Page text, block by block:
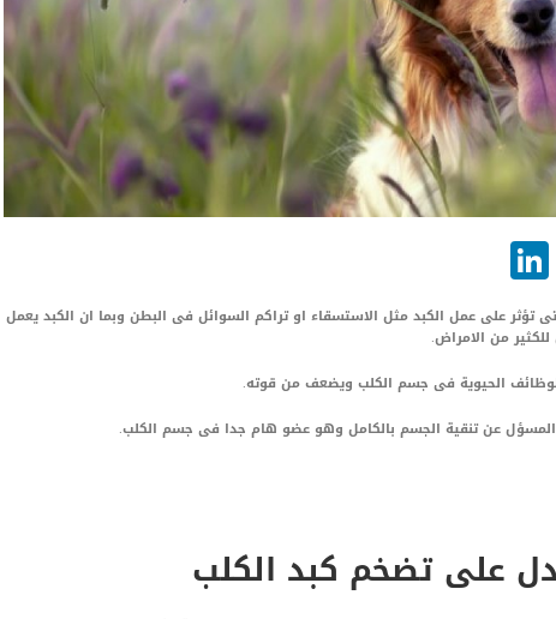
Reddit
تؤثر على عمل الكبد مثل الاستسقاء او تراكم السوائل فى البطن وبما ان الكبد يعمل
من الامراض.
الحيوية فى جسم الكلب ويضعف من قوته.
عن تنقية الجسم بالكامل وهو عضو هام جدا فى جسم الكلب.
على تضخم كبد الكلب